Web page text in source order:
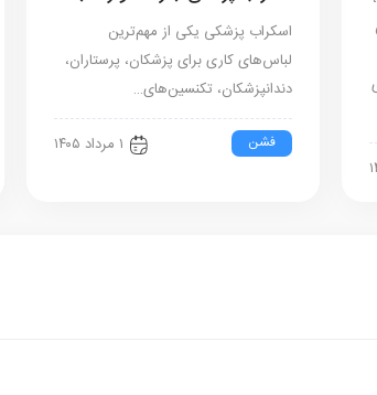
اسکراب پزشکی یکی از مهم‌ترین
لباس‌های کاری برای پزشکان، پرستاران،
دندانپزشکان، تکنسین‌های…
فشن ۱ مرداد ۱۴۰۵